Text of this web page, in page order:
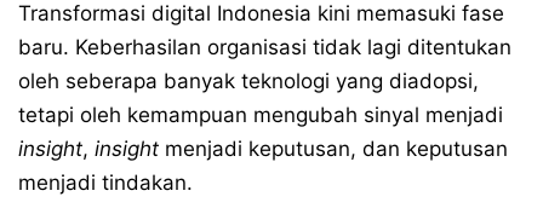
Transformasi digital Indonesia kini memasuki fase
baru. Keberhasilan organisasi tidak lagi ditentukan
oleh seberapa banyak teknologi yang diadopsi,
tetapi oleh kemampuan mengubah sinyal menjadi
insight, insight menjadi keputusan, dan keputusan
menjadi tindakan.